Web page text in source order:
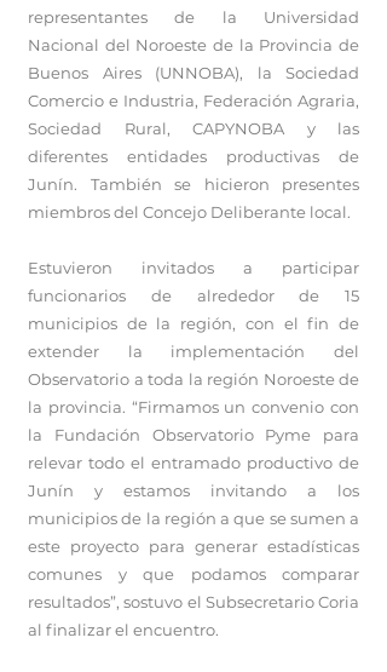
representantes de la Universidad
Nacional del Noroeste de la Provincia de
Buenos Aires (UNNOBA), la Sociedad
Comercio e Industria, Federación Agraria,
Sociedad Rural, CAPYNOBA y las
diferentes entidades productivas de
Junín. También se hicieron presentes
miembros del Concejo Deliberante local.
Estuvieron invitados a participar
funcionarios de alrededor de 15
municipios de la región, con el fin de
extender la implementación del
Observatorio a toda la región Noroeste de
la provincia. “Firmamos un convenio con
la Fundación Observatorio Pyme para
relevar todo el entramado productivo de
Junín y estamos invitando a los
municipios de la región a que se sumen a
este proyecto para generar estadísticas
comunes y que podamos comparar
resultados”, sostuvo el Subsecretario Coria
al finalizar el encuentro.